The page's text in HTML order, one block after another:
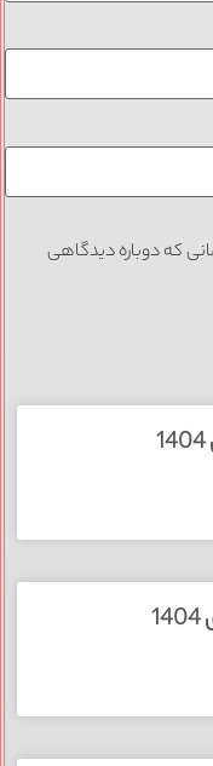
که دوباره دیدگاهی